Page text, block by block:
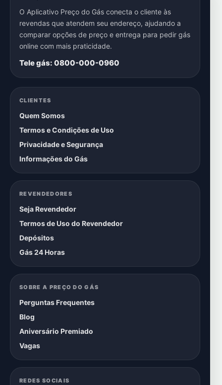
O Aplicativo Preço do Gás conecta o cliente às
revendas que atendem seu endereço, ajudando a
comparar opções de preço e entrega para pedir gás
online com mais praticidade.
Tele gás: 0800-000-0960
CLIENTES
Quem Somos
Termos e Condições de Uso
Privacidade e Segurança
Informações do Gás
REVENDEDORES
Seja Revendedor
Termos de Uso do Revendedor
Depósitos
Gás 24 Horas
SOBRE A PREÇO DO GÁS
Perguntas Frequentes
Blog
Aniversário Premiado
Vagas
REDES SOCIAIS